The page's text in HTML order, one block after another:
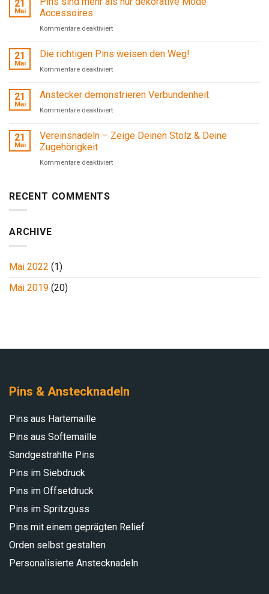
Pins
Anstecker
vom
Hersteller
21
Mai
Accessoires
Kommentare deaktiviertfür
sind
mehr
nur
dekorative
Accessoires
21
Mai
Die richtigen Pins weisen den Weg!
Kommentare deaktiviertfür
richtigen
Pins
den
21
Mai
Anstecker demonstrieren Verbundenheit
Kommentare deaktiviertfür
demonstrieren
21
Mai
Vereinsnadeln – Zeige Deinen Stolz & Deine
Zugehörigkeit
Kommentare deaktiviertfür
RECENT COMMENTS
ARCHIVE
Mai 2022 (1)
Mai 2019 (20)
Pins & Anstecknadeln
Pins aus Hartemaille
Pins aus Softemaille
Sandgestrahlte Pins
Pins im Siebdruck
Pins im Offsetdruck
Pins im Spritzguss
Pins mit einem geprägten Relief
Orden selbst gestalten
Personalisierte Anstecknadeln